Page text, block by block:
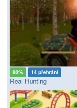
80% 14 přehrání
Real Hunting